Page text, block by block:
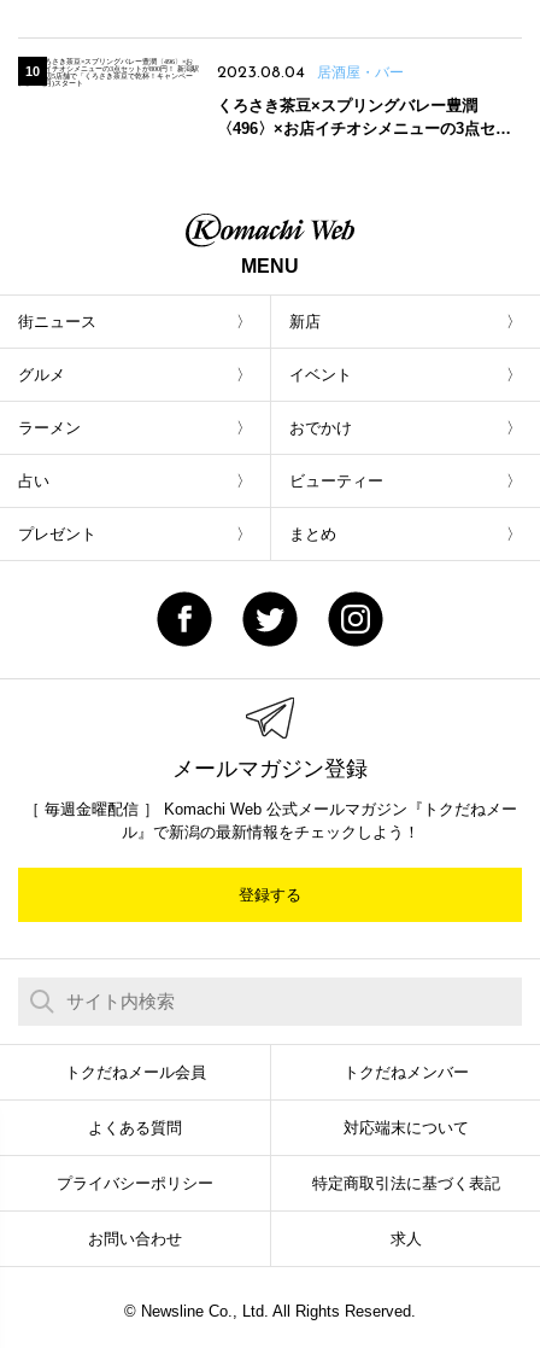
2023.08.04 居酒屋・バー
くろさき茶豆×スプリングバレー豊潤
〈496〉×お店イチオシメニューの3点セッ
MENU
街ニュース 新店
グルメ イベント
ラーメン おでかけ
占い ビューティー
プレゼント まとめ
メールマガジン登録
［ 毎週金曜配信 ］ Komachi Web 公式メールマガジン『トクだねメー
ル』で新潟の最新情報をチェックしよう！
登録する
トクだねメール会員 トクだねメンバー
よくある質問 対応端末について
プライバシーポリシー 特定商取引法に基づく表記
お問い合わせ 求人
© Newsline Co., Ltd. All Rights Reserved.